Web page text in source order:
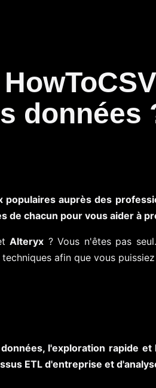
données
auprès des
de chacun pour vous aider à
Alteryx ? Vous n'êtes pas
afin que vous
l'exploration rapide
ETL d'entreprise et